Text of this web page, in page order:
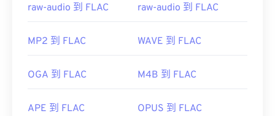
raw-audio 到 FLAC raw-audio 到 FLAC
MP2 到 FLAC WAVE 到 FLAC
OGA 到 FLAC M4B 到 FLAC
APE 到 FLAC OPUS 到 FLAC